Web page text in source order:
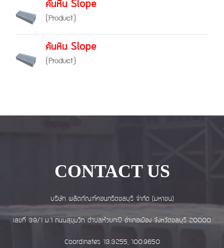
คันหิน Slope
(Product)
คันหิน Slope
(Product)
CONTACT US
บริษัท ผลิตภัณฑ์คอนกรีตชลบุรี จำกัด (มหาชน)
เลขที่ 39/1 ม.1 ถนนสุขุมวิท ตำบลห้วยกะปิ อำเภอเมือง จังหวัดชลบุรี 20000
Coordinates 13.3255, 100.9650